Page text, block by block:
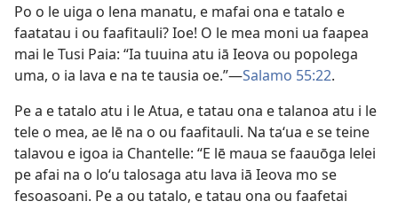
Po o le uiga o lena manatu, e mafai ona e tatalo e
faatatau i ou faafitauli? Ioe! O le mea moni ua faapea
mai le Tusi Paia: “Ia tuuina atu iā Ieova ou popolega
uma, o ia lava e na te tausia oe.”​—Salamo 55:22.
Pe a e tatalo atu i le Atua, e tatau ona e talanoa atu i le
tele o mea, ae lē na o ou faafitauli. Na taʻua e se teine
talavou e igoa ia Chantelle: “E lē maua se faauōga lelei
pe afai na o loʻu talosaga atu lava iā Ieova mo se
fesoasoani. Pe a ou tatalo, e tatau ona ou faafetai